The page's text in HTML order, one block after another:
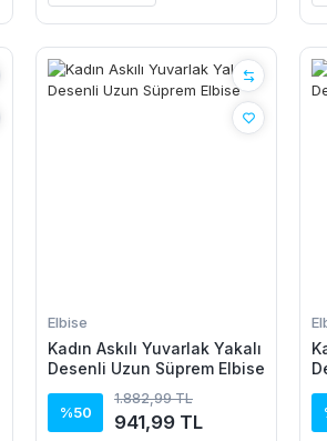
Elbise
Kadın Askılı Yuvarlak Yakalı
Desenli Uzun Süprem Elbise
%50
1.882,99 TL
941,99 TL